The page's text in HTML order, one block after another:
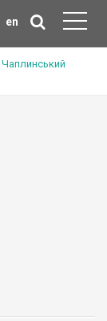
en
Чаплинський